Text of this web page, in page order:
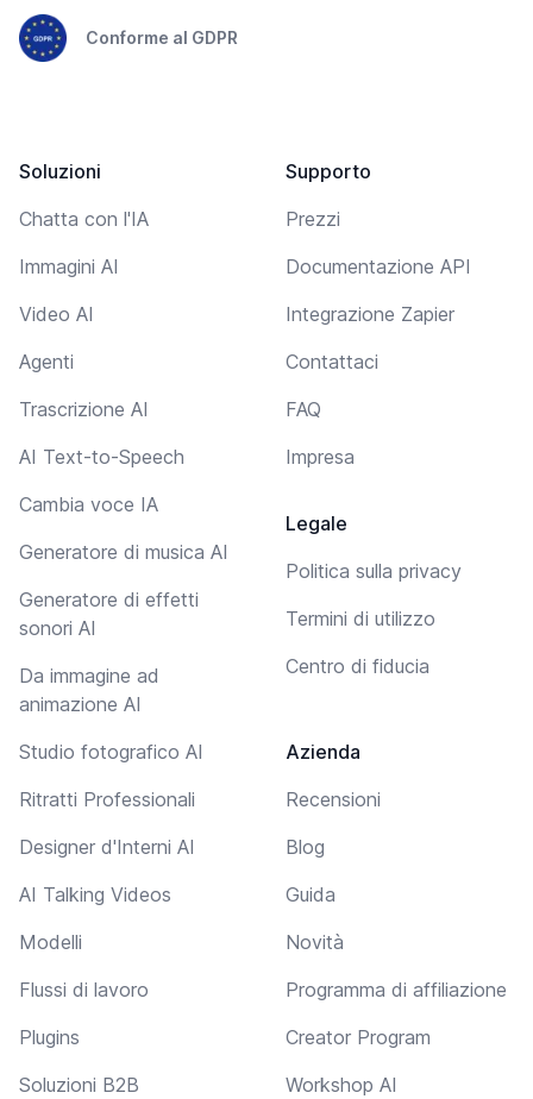
Conforme al GDPR
Soluzioni
Chatta con l'IA
Immagini AI
Video AI
Agenti
Trascrizione AI
AI Text-to-Speech
Cambia voce IA
Generatore di musica AI
Generatore di effetti
sonori AI
Da immagine ad
animazione AI
Studio fotografico AI
Ritratti Professionali
Designer d'Interni AI
AI Talking Videos
Modelli
Flussi di lavoro
Plugins
Soluzioni B2B
Supporto
Prezzi
Documentazione API
Integrazione Zapier
Contattaci
FAQ
Impresa
Legale
Politica sulla privacy
Termini di utilizzo
Centro di fiducia
Azienda
Recensioni
Blog
Guida
Novità
Programma di affiliazione
Creator Program
Workshop AI